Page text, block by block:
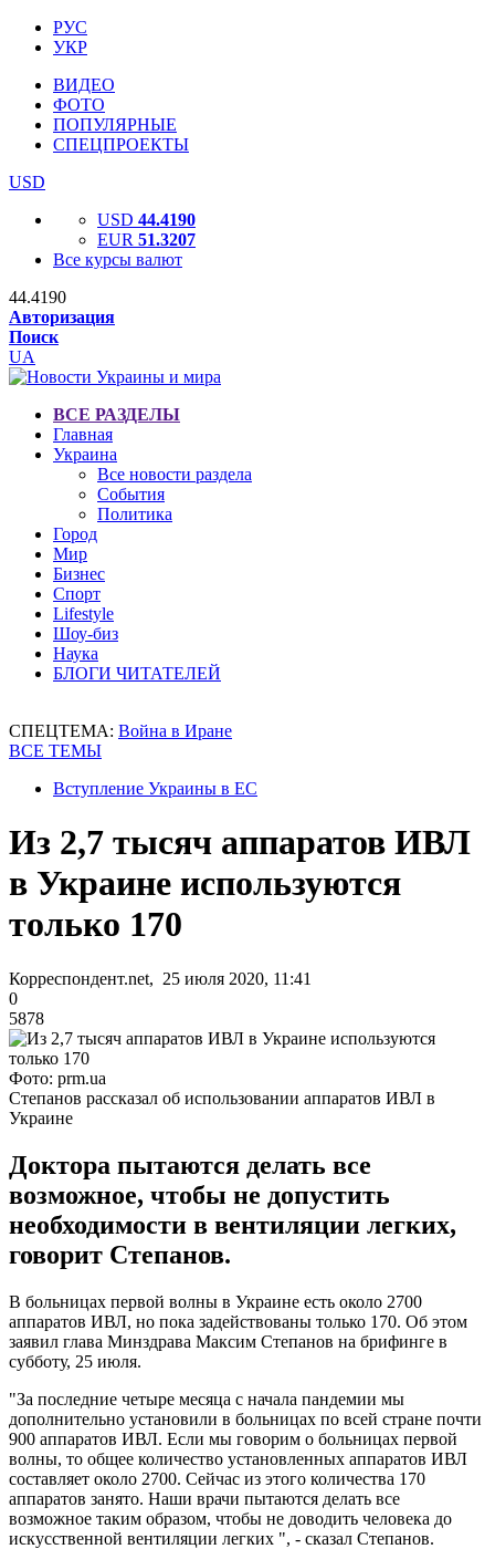
РУС
УКР
ВИДЕО
ФОТО
ПОПУЛЯРНЫЕ
СПЕЦПРОЕКТЫ
USD
USD 44.4190
EUR 51.3207
Все курсы валют
44.4190
Авторизация
Поиск
UA
ВСЕ РАЗДЕЛЫ
Главная
Украина
Все новости раздела
События
Политика
Город
Мир
Бизнес
Спорт
Lifestyle
Шоу-биз
Наука
БЛОГИ ЧИТАТЕЛЕЙ
СПЕЦТЕМА: Война в Иране
ВСЕ ТЕМЫ
Вступление Украины в ЕС
Из 2,7 тысяч аппаратов ИВЛ
в Украине используются
только 170
Корреспондент.net, 25 июля 2020, 11:41
0
5878
Фото: prm.ua
Степанов рассказал об использовании аппаратов ИВЛ в
Украине
Доктора пытаются делать все
возможное, чтобы не допустить
необходимости в вентиляции легких,
говорит Степанов.
В больницах первой волны в Украине есть около 2700
аппаратов ИВЛ, но пока задействованы только 170. Об этом
заявил глава Минздрава Максим Степанов на брифинге в
субботу, 25 июля.
"За последние четыре месяца с начала пандемии мы
дополнительно установили в больницах по всей стране почти
900 аппаратов ИВЛ. Если мы говорим о больницах первой
волны, то общее количество установленных аппаратов ИВЛ
составляет около 2700. Сейчас из этого количества 170
аппаратов занято. Наши врачи пытаются делать все
возможное таким образом, чтобы не доводить человека до
искусственной вентиляции легких ", - сказал Степанов.